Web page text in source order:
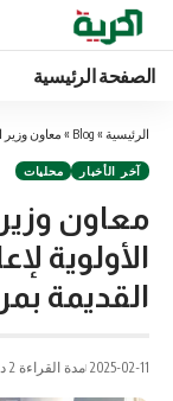
الصفحة الرئيسية
الرئيسية »
Blog
» معاون وزير
آخر الأخبار محليات
معاون
الأولوية
القديمة
2025-02-11 مدة القراءة 2 دقيقة/دقائق